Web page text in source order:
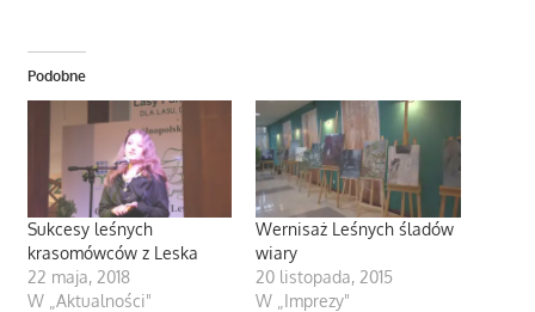
Podobne
Sukcesy leśnych
krasomówców z Leska
22 maja, 2018
W „Aktualności"
Wernisaż Leśnych śladów
wiary
20 listopada, 2015
W „Imprezy"